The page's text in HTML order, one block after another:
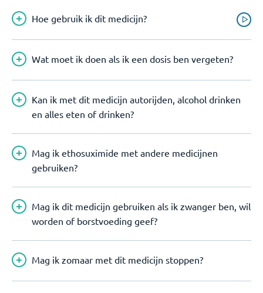
Hoe gebruik ik dit medicijn?
Wat moet ik doen als ik een dosis ben vergeten?
Kan ik met dit medicijn autorijden, alcohol drinken
en alles eten of drinken?
Mag ik ethosuximide met andere medicijnen
gebruiken?
Mag ik dit medicijn gebruiken als ik zwanger ben, wil
worden of borstvoeding geef?
Mag ik zomaar met dit medicijn stoppen?